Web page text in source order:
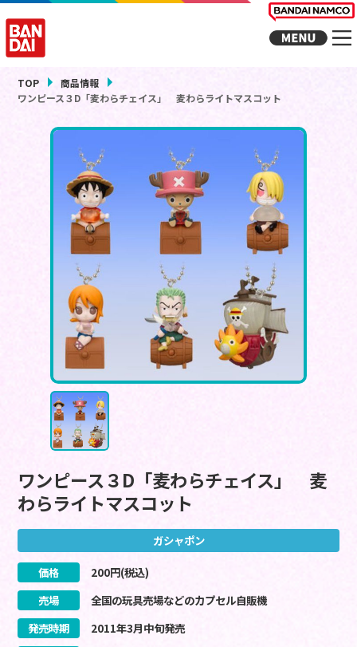
TOP
商品情報
ワンピース３D「麦わらチェイス」 麦わらライトマスコット
ワンピース３D「麦わらチェイス」 麦
わらライトマスコット
ガシャポン
価格 200円(税込)
売場
全国の玩具売場などのカプセル自販機
発売時期
2011年3月中旬発売